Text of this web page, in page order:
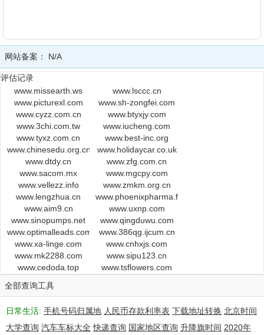
网站备案： N/A
评估记录
www.missearth.ws
www.lsccc.cn
www.picturexl.com
www.sh-zongfei.com
www.cyzz.com.cn
www.btyxjy.com
www.3chi.com.tw
www.iucheng.com
www.tyxz.com.cn
www.best-inc.org
www.chinesedu.org.cn
www.holidaycar.co.uk
www.dtdy.cn
www.zfg.com.cn
www.sacom.mx
www.mgcpy.com
www.vellezz.info
www.zmkm.org.cn
www.lengzhua.cn
www.phoenixpharma.fr
www.aim9.cn
www.uxnp.com
www.sinopumps.net
www.qingduwu.com
www.optimalleads.com
www.386qg.ijcum.cn
www.xa-linge.com
www.cnhxjs.com
www.mk2288.com
www.sipu123.cn
www.cedoda.top
www.tsflowers.com
全部查询工具
日常生活: 手机号码归属地 人民币存款利率表 下载地址转换 北京时间
大学查询 汽车车标大全 快递查询 国家地区查询 升降旗时间 2020年